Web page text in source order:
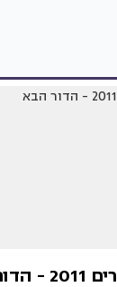
הבא